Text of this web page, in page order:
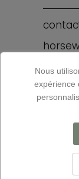
Rue
12A, L-
© 2026 - Ce
Nous
expérience